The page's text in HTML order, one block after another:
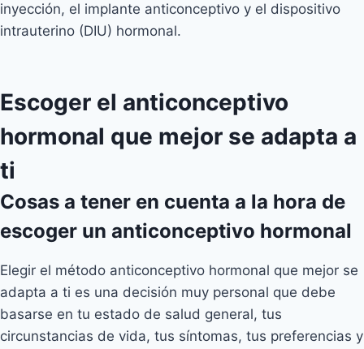
inyección, el implante anticonceptivo y el dispositivo
intrauterino (DIU) hormonal.
Escoger el anticonceptivo
hormonal que mejor se adapta a
ti
Cosas a tener en cuenta a la hora de
escoger un anticonceptivo hormonal
Elegir el método anticonceptivo hormonal que mejor se
adapta a ti es una decisión muy personal que debe
basarse en tu estado de salud general, tus
circunstancias de vida, tus síntomas, tus preferencias y